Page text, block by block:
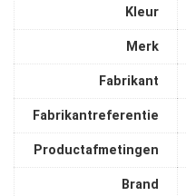
Kleur
Merk
Fabrikant
Fabrikantreferentie
Productafmetingen
Brand